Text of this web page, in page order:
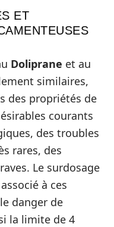
ET
Doliprane et au
similaires,
des propriétés de
courants
des troubles
rares, des
Le surdosage
à ces
danger de
la limite de 4